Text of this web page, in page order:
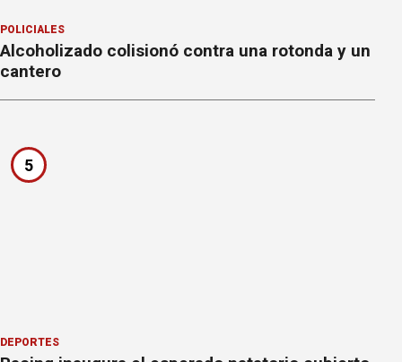
POLICIALES
Alcoholizado colisionó contra una rotonda y un
cantero
5
DEPORTES